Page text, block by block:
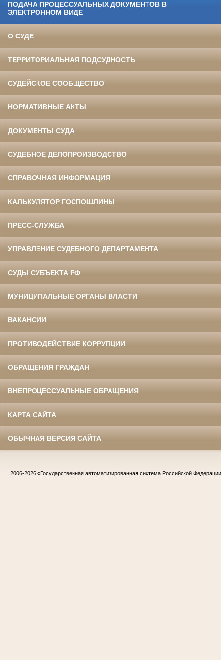
ПОДАЧА ПРОЦЕССУАЛЬНЫХ ДОКУМЕНТОВ В
ЭЛЕКТРОННОМ ВИДЕ
О СУДЕ
ТЕРРИТОРИАЛЬНАЯ ПОДСУДНОСТЬ
СУДЕЙСКОЕ СООБЩЕСТВО
НОРМАТИВНЫЕ АКТЫ
ДОКУМЕНТЫ СУДА
СУДЕБНОЕ ДЕЛОПРОИЗВОДСТВО
СПРАВОЧНАЯ ИНФОРМАЦИЯ
КАЛЬКУЛЯТОР ГОСПОШЛИНЫ
ПРЕСС-СЛУЖБА
УПРАВЛЕНИЕ СУДЕБНОГО ДЕПАРТАМЕНТА
СУДЫ СУБЪЕКТА РФ
МУНИЦИПАЛЬНЫЕ ОРГАНЫ ВЛАСТИ
ВАКАНСИИ
ПРОТИВОДЕЙСТВИЕ КОРРУПЦИИ
ОБРАЩЕНИЯ ГРАЖДАН
ВНЕПРОЦЕССУАЛЬНЫЕ ОБРАЩЕНИЯ
КАРТА САЙТА
ОБЫЧНАЯ ВЕРСИЯ САЙТА
2006-2026 «Государственная автоматизированная система Российской